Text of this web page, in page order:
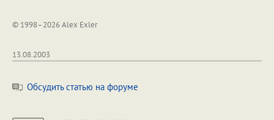
© 1998–2026 Alex Exler
13.08.2003
Обсудить статью на форуме